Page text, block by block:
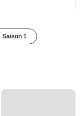
Saison 1